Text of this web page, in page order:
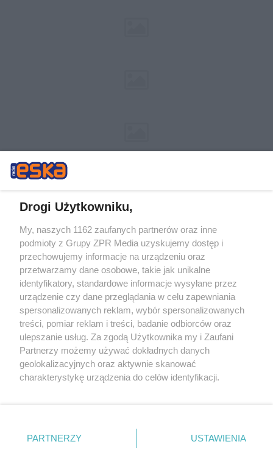
Żaden utwór zamieszczony w serwisie nie może być powielany i
rozpowszechniany lub dalej rozpowszechniany w jakikolwiek sposób (w
tym także elektroniczny lub mechaniczny) na jakimkolwiek polu
eksploatacji w jakiejkolwiek formie, włącznie z umieszczaniem w
Internecie bez pisemnej zgody właściciela praw. Jakiekolwiek użycie lub
wykorzystanie utworów w całości lub w części z naruszeniem prawa,
tzn. bez właściwej zgody, jest zabronione pod groźbą kary i może być
ścigane prawnie.
Drogi Użytkowniku,
My, naszych 1162 zaufanych partnerów oraz inne
podmioty z Grupy ZPR Media uzyskujemy dostęp i
przechowujemy informacje na urządzeniu oraz
przetwarzamy dane osobowe, takie jak unikalne
identyfikatory, standardowe informacje wysyłane przez
urządzenie czy dane przeglądania w celu zapewniania
spersonalizowanych reklam, wybór spersonalizowanych
treści, pomiar reklam i treści, badanie odbiorców oraz
ulepszanie usług. Za zgodą Użytkownika my i Zaufani
Partnerzy możemy używać dokładnych danych
geolokalizacyjnych oraz aktywnie skanować
charakterystykę urządzenia do celów identyfikacji.
zmienić/wycofać klikając przycisk ustawień prywatności
znajdujący się w lewym dolnym rogu strony
PARTNERZY USTAWIENIA